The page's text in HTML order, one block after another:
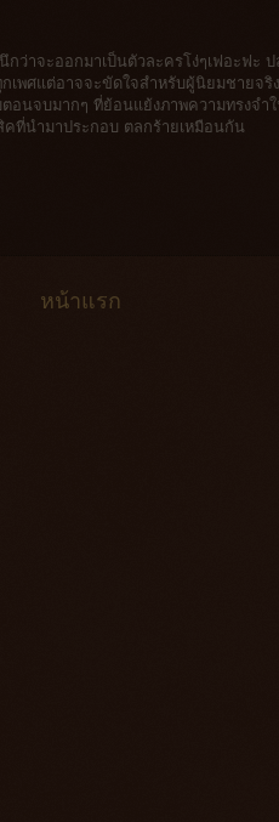
กว่าจะออกมาเป็นตัวละครโง่ๆเฟอะฟะ
กเพศแต่อาจจะขัดใจสำหรับผู้นิยมชายจ
อนจบมากๆ ที่ย้อนแย้งภาพความทรงจำ
ที่นำมาประกอบ ตลกร้ายเหมือนกัน
หน้าแรก